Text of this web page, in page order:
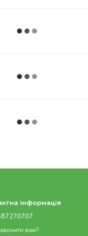
інформація
вам?